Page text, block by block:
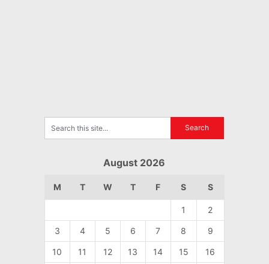
August 2026
M T W T F S S
1 2
3 4 5 6 7 8 9
10 11 12 13 14 15 16